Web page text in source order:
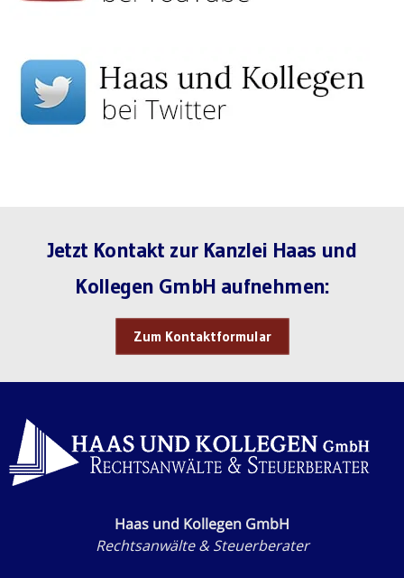
Jetzt Kontakt zur Kanzlei Haas und
Kollegen GmbH aufnehmen:
Zum Kontaktformular
Haas und Kollegen GmbH
Rechtsanwälte & Steuerberater